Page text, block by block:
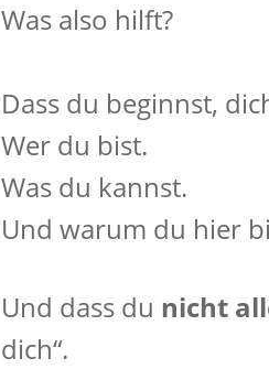
Was also hilft?
Dass du beginnst,
Wer du bist.
Was du kannst.
Und warum du hier
Und dass du nicht
dich“.